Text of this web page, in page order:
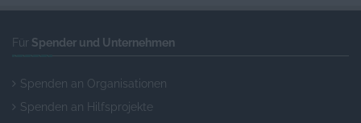
Für Spender und Unternehmen
Spenden an Organisationen
Spenden an Hilfsprojekte